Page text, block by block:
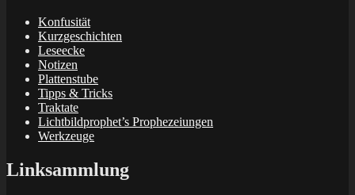
Konfusität
Kurzgeschichten
Leseecke
Notizen
Plattenstube
Tipps & Tricks
Traktate
Lichtbildprophet’s Prophezeiungen
Werkzeuge
Linksammlung